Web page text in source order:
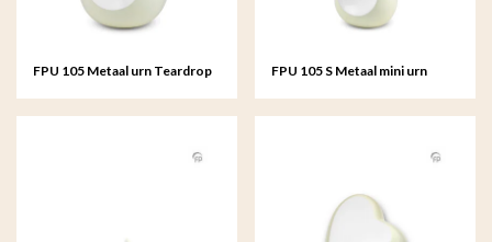
FPU 105 Metaal urn Teardrop
FPU 105 S Metaal mini urn